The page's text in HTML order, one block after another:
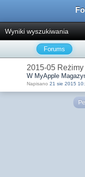
Wyniki wyszukiwania
Forums
2015-05
W MyApple
Napisano 21 sie 2015